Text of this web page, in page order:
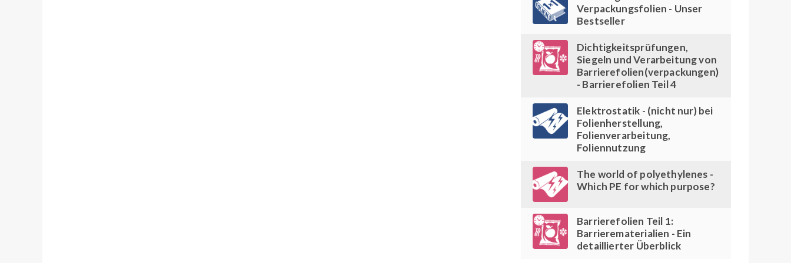
Verpackungsfolien - Unser
Bestseller
Dichtigkeitsprüfungen,
Siegeln und Verarbeitung von
Barrierefolien(verpackungen)
- Barrierefolien Teil 4
Elektrostatik - (nicht nur) bei
Folienherstellung,
Folienverarbeitung,
Foliennutzung
The world of polyethylenes -
Which PE for which purpose?
Barrierefolien Teil 1:
Barrierematerialien - Ein
detaillierter Überblick